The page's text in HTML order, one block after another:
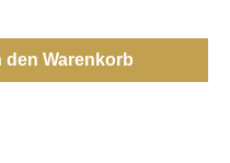
gewünschten
den Warenkorb